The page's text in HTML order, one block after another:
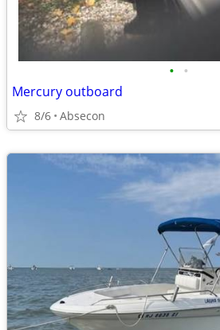
• •
Mercury outboard
8/6 Absecon